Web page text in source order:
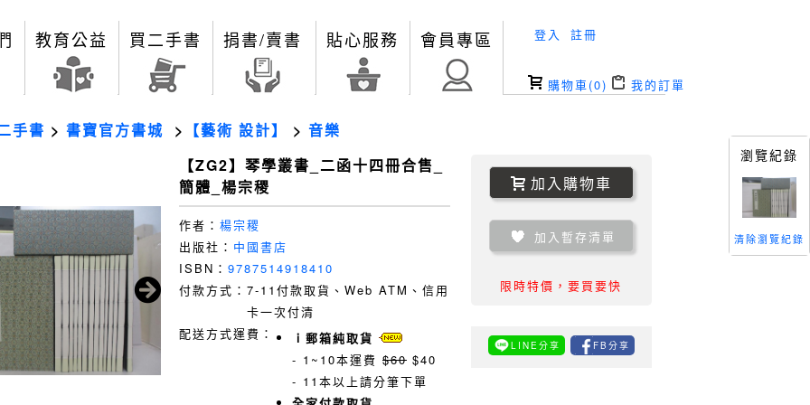
教育公益 買二手書 捐書/賣書 貼心服務 會員專區 登入 註冊
購物車(0) 我的訂單
手書 > 書寶官方書城 > 【藝術 設計】 > 音樂
【ZG2】琴學叢書_二函十四冊合售_
簡體_楊宗稷
作者： 楊宗稷
出版社： 中國書店
ISBN： 9787514918410
付款方式： 7-11付款取貨、Web ATM、信用
卡一次付清
配送方式運費：
ｉ郵箱純取貨
- 1~10本運費 $60 $40
- 11本以上請分筆下單
加入購物車
加入暫存清單
限時特價，要買要快
LINE分享 FB分享
瀏覽紀錄
清除瀏覽紀錄